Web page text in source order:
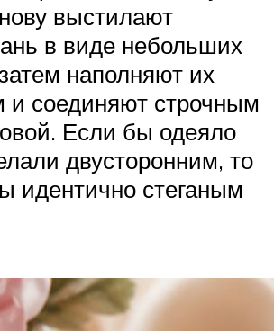
выстилают
в виде небольших
наполняют их
и соединяют строчным
Если бы одеяло
двусторонним, то
идентично стеганым